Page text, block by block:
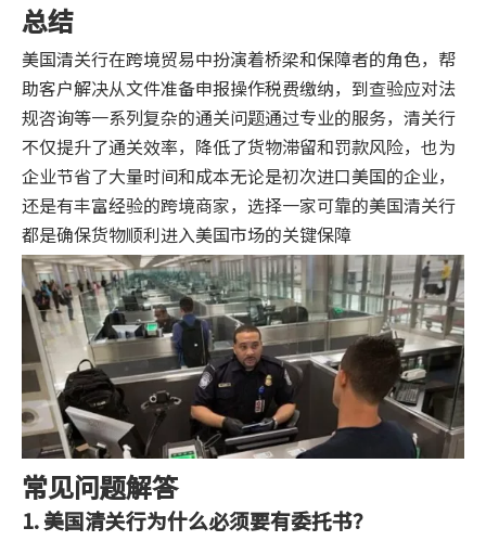
总结
美国清关行在跨境贸易中扮演着桥梁和保障者的角色，帮
助客户解决从文件准备申报操作税费缴纳，到查验应对法
规咨询等一系列复杂的通关问题通过专业的服务，清关行
不仅提升了通关效率，降低了货物滞留和罚款风险，也为
企业节省了大量时间和成本无论是初次进口美国的企业，
还是有丰富经验的跨境商家，选择一家可靠的美国清关行
都是确保货物顺利进入美国市场的关键保障
常见问题解答
1. 美国清关行为什么必须要有委托书？